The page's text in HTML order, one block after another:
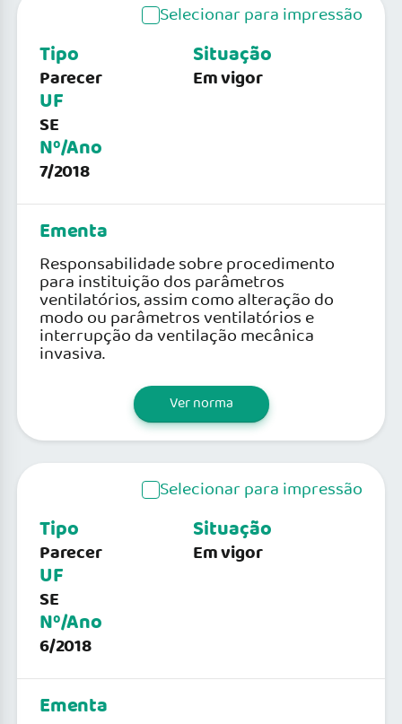
Selecionar para impressão
Tipo
Parecer
UF
SE
Nº/Ano
7/2018
Situação
Em vigor
Ementa
Responsabilidade sobre procedimento
para instituição dos parâmetros
ventilatórios, assim como alteração do
modo ou parâmetros ventilatórios e
interrupção da ventilação mecânica
invasiva.
Ver norma
Selecionar para impressão
Tipo
Parecer
UF
SE
Nº/Ano
6/2018
Situação
Em vigor
Ementa